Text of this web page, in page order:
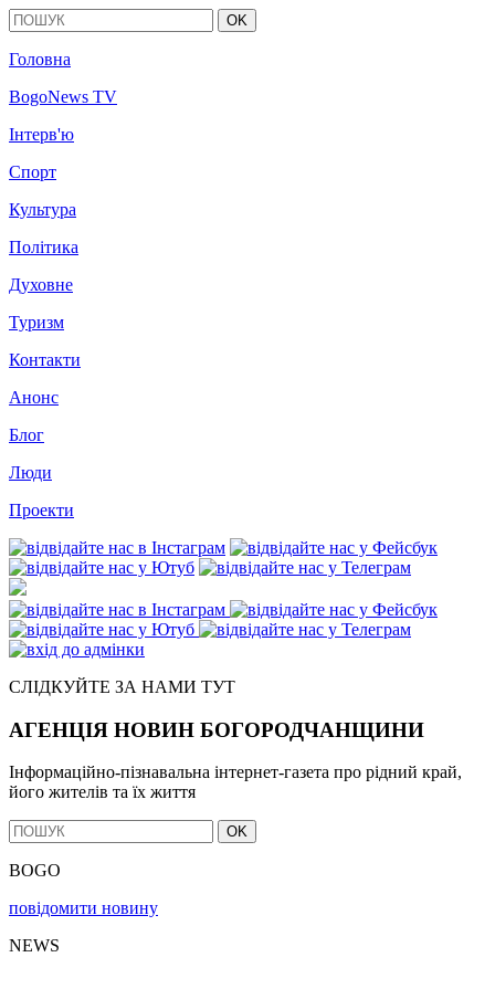
OK
Головна
BogoNews TV
Інтерв'ю
Спорт
Культура
Політика
Духовне
Туризм
Контакти
Анонс
Блог
Люди
Проекти
СЛІДКУЙТЕ ЗА НАМИ ТУТ
АГЕНЦІЯ НОВИН БОГОРОДЧАНЩИНИ
Інформаційно-пізнавальна інтернет-газета про рідний край,
його жителів та їх життя
OK
BOGO
повідомити новину
NEWS